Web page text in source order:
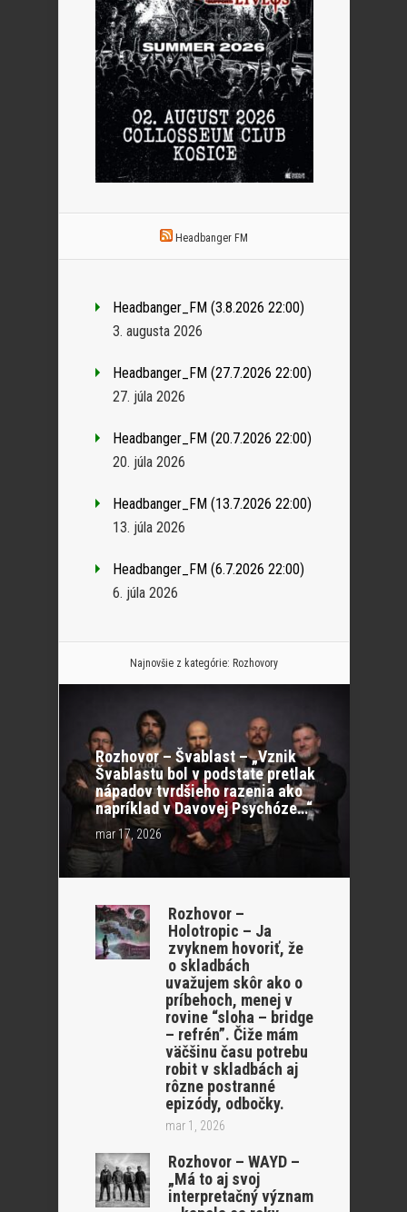
Headbanger FM
Headbanger_FM (3.8.2026 22:00)
3. augusta 2026
Headbanger_FM (27.7.2026 22:00)
27. júla 2026
Headbanger_FM (20.7.2026 22:00)
20. júla 2026
Headbanger_FM (13.7.2026 22:00)
13. júla 2026
Headbanger_FM (6.7.2026 22:00)
6. júla 2026
Najnovšie z kategórie: Rozhovory
Rozhovor – Švablast – „Vznik
Švablastu bol v podstate pretlak
nápadov tvrdšieho razenia ako
napríklad v Davovej Psychóze…“
mar 17, 2026
Rozhovor –
Holotropic – Ja
zvyknem hovoriť, že
o skladbách
uvažujem skôr ako o
príbehoch, menej v
rovine “sloha – bridge
– refrén”. Čiže mám
väčšinu času potrebu
robit v skladbách aj
rôzne postranné
epizódy, odbočky.
mar 1, 2026
Rozhovor – WAYD –
„Má to aj svoj
interpretačný význam